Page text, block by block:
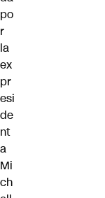
po
r
la
ex
pr
esi
de
nt
a
Mi
ch